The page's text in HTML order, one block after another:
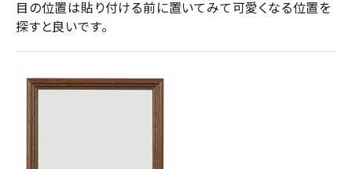
目の位置は貼り付ける前に置いてみて可愛くなる位置を
探すと良いです。